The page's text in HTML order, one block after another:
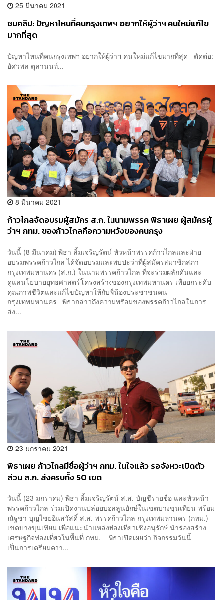
25 มีนาคม 2021
ชมคลิป: ปัญหาไหนที่คนกรุงเทพฯ อยากให้ผู้ว่าฯ คนใหม่แก้ไข
มากที่สุด
ปัญหาไหนที่คนกรุงเทพฯ อยากให้ผู้ว่าฯ คนใหม่แก้ไขมากที่สุด ตัดต่อ:
อัศวพล ตุลานนท์...
8 มีนาคม 2021
ก้าวไกลจัดอบรมผู้สมัคร ส.ก. ในนามพรรค พิธาเผย ผู้สมัครผู้
ว่าฯ กทม. ของก้าวไกลคือความหวังของคนกรุง
วันนี้ (8 มีนาคม) พิธา ลิ้มเจริญรัตน์ หัวหน้าพรรคก้าวไกลและฝ่าย
อบรมพรรคก้าวไกล ได้จัดอบรมและพบปะว่าที่ผู้สมัครสมาชิกสภา
กรุงเทพมหานคร (ส.ก.) ในนามพรรคก้าวไกล ที่จะร่วมผลักดันและ
ดูแลนโยบายยุทธศาสตร์โครงสร้างของกรุงเทพมหานคร เพื่อยกระดับ
คุณภาพชีวิตและแก้ไขปัญหาให้กับพี่น้องประชาชนคน
กรุงเทพมหานคร พิธากล่าวถึงความพร้อมของพรรคก้าวไกลในการ
ส่ง...
23 มกราคม 2021
พิธาเผย ก้าวไกลมีชื่อผู้ว่าฯ กทม. ในใจแล้ว รอจังหวะเปิดตัว
ส่วน ส.ก. ส่งครบทั้ง 50 เขต
วันนี้ (23 มกราคม) พิธา ลิ้มเจริญรัตน์ ส.ส. บัญชีรายชื่อ และหัวหน้า
พรรคก้าวไกล ร่วมเปิดงานปล่อยบอลลูนยักษ์ในเขตบางขุนเทียน พร้อม
ณัฐชา บุญไชยอินสวัสดิ์ ส.ส. พรรคก้าวไกล กรุงเทพมหานคร (กทม.)
เขตบางขุนเทียน เพื่อแนะนำแหล่งท่องเที่ยวเชิงอนุรักษ์ นำร่องสร้าง
เศรษฐกิจท่องเที่ยวในพื้นที่ กทม. พิธาเปิดเผยว่า กิจกรรมวันนี้
เป็นการเตรียมควา...